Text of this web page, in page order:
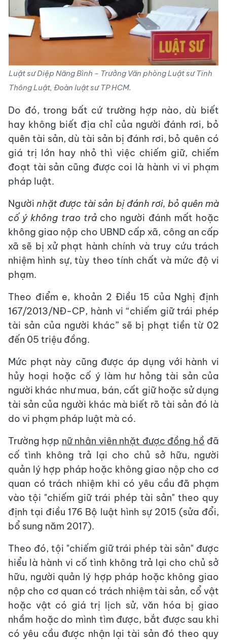
Luật sư Diệp Năng Bình - Trưởng Văn phòng Luật sư Tinh
Thông Luật, Đoàn luật sư TP HCM.
Do đó, trong bất cứ trường hợp nào, dù biết
hay không biết địa chỉ của người đánh rơi, bỏ
quên tài sản, dù tài sản bị đánh rơi, bỏ quên có
giá trị lớn hay nhỏ thì việc chiếm giữ, chiếm
đoạt tài sản cũng được coi là hành vi vi phạm
pháp luật.
Ngườinhặt được tài sản bị đánh rơi, bỏ quên mà
cố ý không trao trả cho người đánh mất hoặc
không giao nộp cho UBND cấp xã, công an cấp
xã sẽ bị xử phạt hành chính và truy cứu trách
nhiệm hình sự, tùy theo tính chất và mức độ vi
phạm.
Theo điểm e, khoản 2 Điều 15 của Nghị định
167/2013/NĐ-CP, hành vi “chiếm giữ trái phép
tài sản của người khác” sẽ bị phạt tiền từ 02
đến 05 triệu đồng.
Mức phạt này cũng được áp dụng với hành vi
hủy hoại hoặc cố ý làm hư hỏng tài sản của
người khác như mua, bán, cất giữ hoặc sử dụng
tài sản của người khác mà biết rõ tài sản đó là
do vi phạm pháp luật mà có.
Trường hợp nữ nhân viên nhặt được đồng hồ đã
cố tình không trả lại cho chủ sở hữu, người
quản lý hợp pháp hoặc không giao nộp cho cơ
quan có trách nhiệm khi có yêu cầu đã phạm
vào tội "chiếm giữ trái phép tài sản" theo quy
định tại điều 176 Bộ luật hình sự 2015 (sửa đổi,
bổ sung năm 2017).
Theo đó, tội "chiếm giữ trái phép tài sản" được
hiểu là hành vi cố tình không trả lại cho chủ sở
hữu, người quản lý hợp pháp hoặc không giao
nộp cho cơ quan có trách nhiệm tài sản, cổ vật
hoặc vật có giá trị lịch sử, văn hóa bị giao
nhầm hoặc do mình tìm được, bắt được sau khi
có yêu cầu được nhận lại tài sản đó theo quy